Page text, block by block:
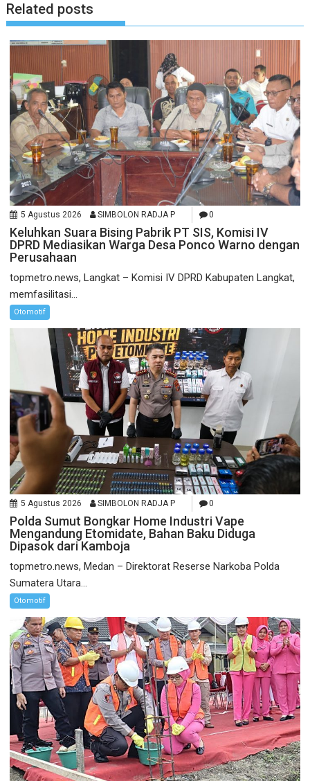
Related posts
5 Agustus 2026 SIMBOLON RADJA P 0
Keluhkan Suara Bising Pabrik PT SIS, Komisi IV
DPRD Mediasikan Warga Desa Ponco Warno dengan
Perusahaan
topmetro.news, Langkat – Komisi IV DPRD Kabupaten Langkat,
memfasilitasi...
Otomotif
5 Agustus 2026 SIMBOLON RADJA P 0
Polda Sumut Bongkar Home Industri Vape
Mengandung Etomidate, Bahan Baku Diduga
Dipasok dari Kamboja
topmetro.news, Medan – Direktorat Reserse Narkoba Polda
Sumatera Utara...
Otomotif